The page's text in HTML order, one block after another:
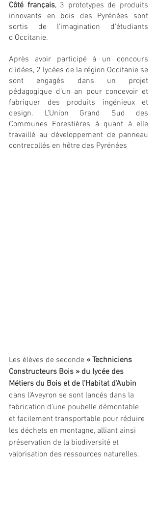
Côté français, 3 prototypes de produits
innovants en bois des Pyrénées sont
sortis de l’imagination d’étudiants
d’Occitanie.
Après avoir participé à un concours
d’idées, 2 lycées de la région Occitanie se
sont engagés dans un projet
pédagogique d’un an pour concevoir et
fabriquer des produits ingénieux et
design. L’Union Grand Sud des
Communes Forestières à quant à elle
travaillé au développement de panneau
contrecollés en hêtre des Pyrénées
Les élèves de seconde « Techniciens
Constructeurs Bois » du lycée des
Métiers du Bois et de l'Habitat d'Aubin
dans l’Aveyron se sont lancés dans la
fabrication d’une poubelle démontable
et facilement transportable pour réduire
les déchets en montagne, alliant ainsi
préservation de la biodiversité et
valorisation des ressources naturelles.